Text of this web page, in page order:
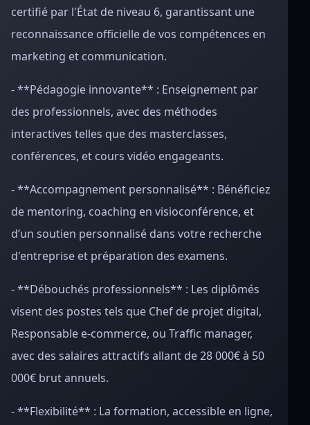
certifié par l'État de niveau 6, garantissant une
reconnaissance officielle de vos compétences en
marketing et communication.
- **Pédagogie innovante** : Enseignement par
des professionnels, avec des méthodes
interactives telles que des masterclasses,
conférences, et cours vidéo engageants.
- **Accompagnement personnalisé** : Bénéficiez
de mentoring, coaching en visioconférence, et
d’un soutien personnalisé dans votre recherche
d'entreprise et préparation des examens.
- **Débouchés professionnels** : Les diplômés
visent des postes tels que Chef de projet digital,
Responsable e-commerce, ou Traffic manager,
avec des salaires attractifs allant de 28 000€ à 50
000€ brut annuels.
- **Flexibilité** : La formation, accessible en ligne,